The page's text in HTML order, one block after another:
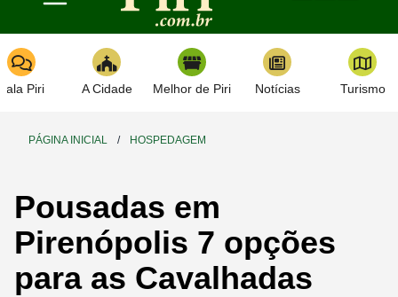
Toggle navigation
Piri A Cidade Melhor de Piri Notícias Turismo
PÁGINA INICIAL / HOSPEDAGEM
Pousadas em
Pirenópolis 7 opções
para as Cavalhadas